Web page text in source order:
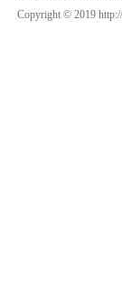
Copyright © 2019